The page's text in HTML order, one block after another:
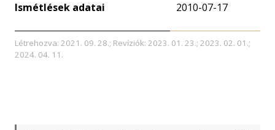
Ismétlések adatai 2010-07-17
Létrehozva: 2021. 09. 28.; Revíziók: 2023. 01. 23.; 2023. 02. 01.;
2024. 04. 11.